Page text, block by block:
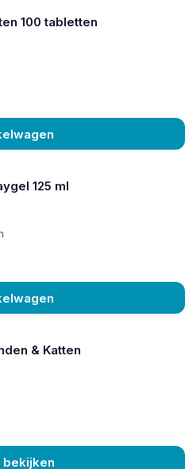
100 tabletten
125 ml
& Katten
bekijken